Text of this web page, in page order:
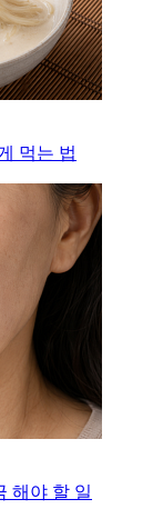
먹는 법
해야 할 일